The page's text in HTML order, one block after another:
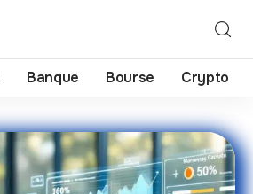
Banque Bourse Crypto